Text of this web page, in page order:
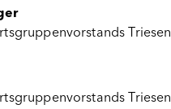
Triesen
Triesen